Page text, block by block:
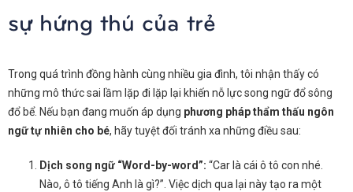
sự hứng thú của trẻ
Trong quá trình đồng hành cùng nhiều gia đình, tôi nhận thấy có
những mô thức sai lầm lặp đi lặp lại khiến nỗ lực song ngữ đổ sông
đổ bể. Nếu bạn đang muốn áp dụng phương pháp thẩm thấu ngôn
ngữ tự nhiên cho bé, hãy tuyệt đối tránh xa những điều sau:
Dịch song ngữ “Word-by-word”: “Car là cái ô tô con nhé.
Nào, ô tô tiếng Anh là gì?”. Việc dịch qua lại này tạo ra một